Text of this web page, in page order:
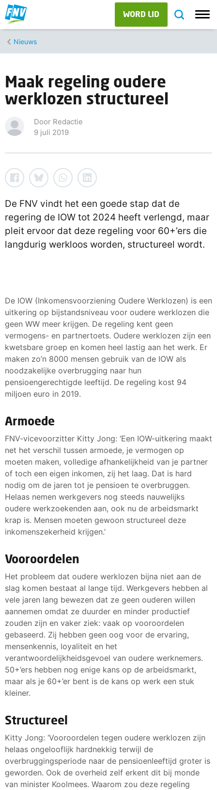
WORD LID
Nieuws
Maak regeling oudere
werklozen structureel
Door Redactie
9 juli 2019
De FNV vindt het een goede stap dat de
regering de IOW tot 2024 heeft verlengd, maar
pleit ervoor dat deze regeling voor 60+’ers die
langdurig werkloos worden, structureel wordt.
De IOW (Inkomensvoorziening Oudere Werklozen) is een
uitkering op bijstandsniveau voor oudere werklozen die
geen WW meer krijgen. De regeling kent geen
vermogens- en partnertoets. Oudere werklozen zijn een
kwetsbare groep en komen heel lastig aan het werk. Er
maken zo’n 8000 mensen gebruik van de IOW als
noodzakelijke overbrugging naar hun
pensioengerechtigde leeftijd. De regeling kost 94
miljoen euro in 2019.
Armoede
FNV-vicevoorzitter Kitty Jong: ‘Een IOW-uitkering maakt
net het verschil tussen armoede, je vermogen op
moeten maken, volledige afhankelijkheid van je partner
of toch een eigen inkomen, zij het laag. Dat is hard
nodig om de jaren tot je pensioen te overbruggen.
Helaas nemen werkgevers nog steeds nauwelijks
oudere werkzoekenden aan, ook nu de arbeidsmarkt
krap is. Mensen moeten gewoon structureel deze
inkomenszekerheid krijgen.’
Vooroordelen
Het probleem dat oudere werklozen bijna niet aan de
slag komen bestaat al lange tijd. Werkgevers hebben al
vele jaren lang bewezen dat ze geen ouderen willen
aannemen omdat ze duurder en minder productief
zouden zijn en vaker ziek: vaak op vooroordelen
gebaseerd. Zij hebben geen oog voor de ervaring,
mensenkennis, loyaliteit en het
verantwoordelijkheidsgevoel van oudere werknemers.
50+’ers hebben nog enige kans op de arbeidsmarkt,
maar als je 60+’er bent is de kans op werk een stuk
kleiner.
Structureel
Kitty Jong: ‘Vooroordelen tegen oudere werklozen zijn
helaas ongelooflijk hardnekkig terwijl de
overbruggingsperiode naar de pensioenleeftijd groter is
geworden. Ook de overheid zelf erkent dit bij monde
van minister Koolmees. Waarom zou deze regeling